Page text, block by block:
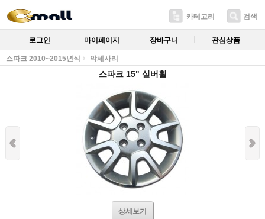
카테고리 검색
로그인 마이페이지 장바구니 관심상품
스파크 2010~2015년식 악세사리
스파크 15" 실버휠
상세보기